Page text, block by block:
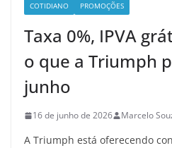
COTIDIANO PROMOÇÕES
Taxa 0%, IPVA
o que a Triumph
junho
16 de junho de 2026 Marcelo
A Triumph está oferecendo